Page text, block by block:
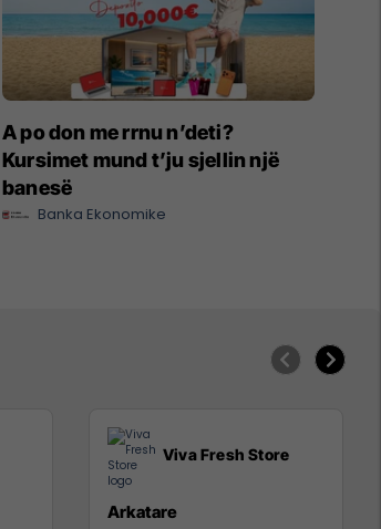
A po don me rrnu n’deti?
Kursimet mund t’ju sjellin një
banesë
Banka Ekonomike
Viva Fresh Store
Arkatare